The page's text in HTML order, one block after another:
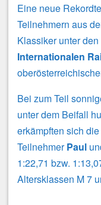
Eine neue
Teilnehmern aus
Klassiker unter
Internationalen
Bei zum Teil
unter dem Beifall
erkämpften sich
TeilnehmerPaul
1:22,71 bzw.
Altersklassen M 7